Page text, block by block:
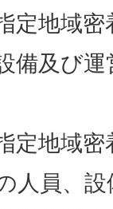
定地域
備及び
定地域
人員、